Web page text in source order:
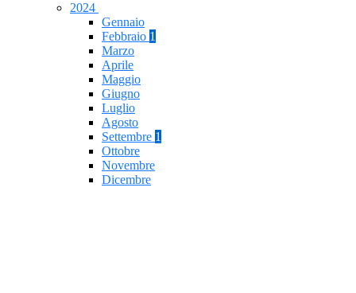
2024
Gennaio
Febbraio 1
Marzo
Aprile
Maggio
Giugno
Luglio
Agosto
Settembre 1
Ottobre
Novembre
Dicembre